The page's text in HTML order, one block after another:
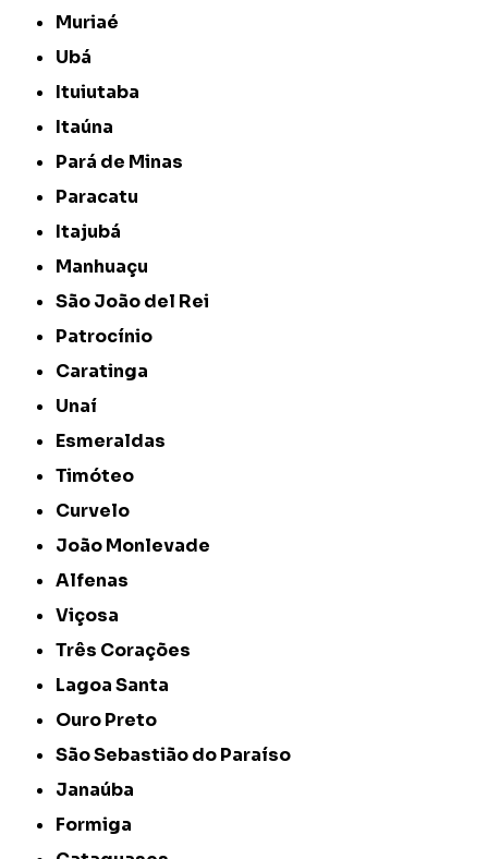
Muriaé
Ubá
Ituiutaba
Itaúna
Pará de Minas
Paracatu
Itajubá
Manhuaçu
São João del Rei
Patrocínio
Caratinga
Unaí
Esmeraldas
Timóteo
Curvelo
João Monlevade
Alfenas
Viçosa
Três Corações
Lagoa Santa
Ouro Preto
São Sebastião do Paraíso
Janaúba
Formiga